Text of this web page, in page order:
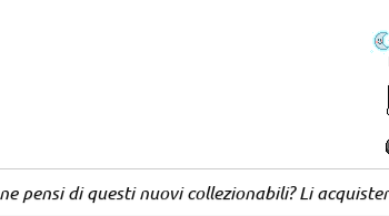
pensi di questi nuovi collezionabili? Li